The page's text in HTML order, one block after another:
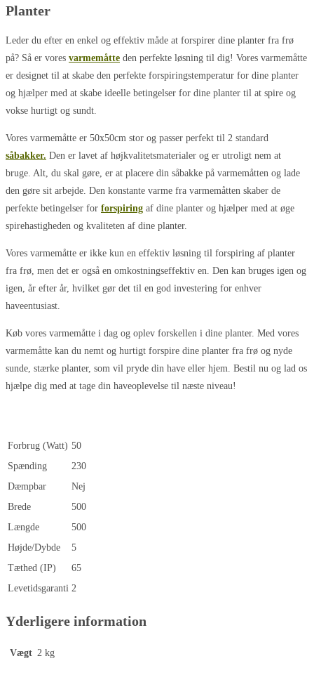
Planter
Leder du efter en enkel og effektiv måde at forspirer dine planter fra frø
på? Så er vores varmemåtte den perfekte løsning til dig! Vores varmemåtte
er designet til at skabe den perfekte forspiringstemperatur for dine planter
og hjælper med at skabe ideelle betingelser for dine planter til at spire og
vokse hurtigt og sundt.
Vores varmemåtte er 50x50cm stor og passer perfekt til 2 standard
såbakker. Den er lavet af højkvalitetsmaterialer og er utroligt nem at
bruge. Alt, du skal gøre, er at placere din såbakke på varmemåtten og lade
den gøre sit arbejde. Den konstante varme fra varmemåtten skaber de
perfekte betingelser for forspiring af dine planter og hjælper med at øge
spirehastigheden og kvaliteten af dine planter.
Vores varmemåtte er ikke kun en effektiv løsning til forspiring af planter
fra frø, men det er også en omkostningseffektiv en. Den kan bruges igen og
igen, år efter år, hvilket gør det til en god investering for enhver
haveentusiast.
Køb vores varmemåtte i dag og oplev forskellen i dine planter. Med vores
varmemåtte kan du nemt og hurtigt forspire dine planter fra frø og nyde
sunde, stærke planter, som vil pryde din have eller hjem. Bestil nu og lad os
hjælpe dig med at tage din haveoplevelse til næste niveau!
Forbrug (Watt) 50
Spænding
230
Dæmpbar
Nej
Brede
500
Længde
500
Højde/Dybde
5
Tæthed (IP)
65
Levetidsgaranti 2
Yderligere information
Vægt 2 kg